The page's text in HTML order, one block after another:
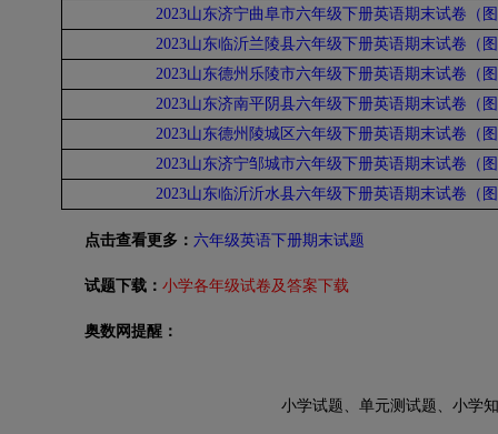
2023山东济宁曲阜市六年级下册英语期末试卷（
2023山东临沂兰陵县六年级下册英语期末试卷（
2023山东德州乐陵市六年级下册英语期末试卷（
2023山东济南平阴县六年级下册英语期末试卷（
2023山东德州陵城区六年级下册英语期末试卷（
2023山东济宁邹城市六年级下册英语期末试卷（
2023山东临沂沂水县六年级下册英语期末试卷（
点击查看更多： 六年级英语下册期末试题
试题下载： 小学各年级试卷及答案下载
奥数网提醒：
小学试题、单元测试题、小学